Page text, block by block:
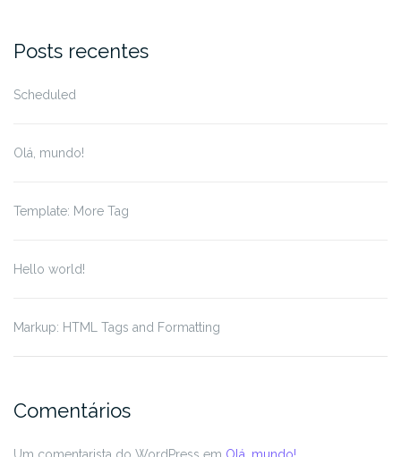
for:
Posts recentes
Scheduled
Olá, mundo!
Template: More Tag
Hello world!
Markup: HTML Tags and Formatting
Comentários
Um comentarista do WordPress em Olá, mundo!